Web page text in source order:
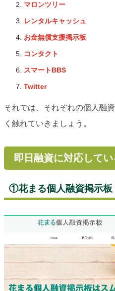
マロンツリー
レンタルキャッシュ
お金無償支援掲示板
コンタクト
スマートBBS
Twitter
それでは、それぞれの個人融
く触れていきましょう。
即日融資に対応して
①花まる個人融資掲示板